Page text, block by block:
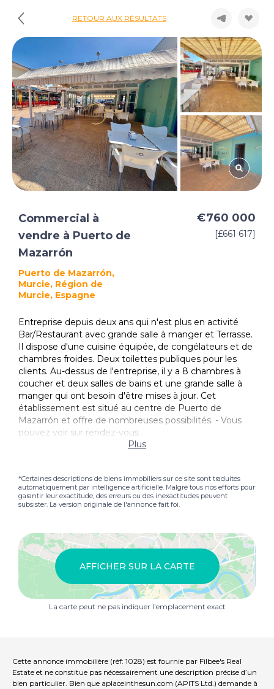
RETOUR AUX RÉSULTATS
Commercial à
vendre à Puerto de
Mazarrón
Puerto de Mazarrón,
Murcie, Région de
Murcie, Espagne
€760 000
[£661 617]
Entreprise depuis deux ans qui n'est plus en activité
Bar/Restaurant avec grande salle à manger et Terrasse.
Il dispose d'une cuisine équipée, de congélateurs et de
chambres froides. Deux toilettes publiques pour les
clients. Au-dessus de l'entreprise, il y a 8 chambres à
coucher et deux salles de bains et une grande salle à
manger qui ont besoin d'être mises à jour. Cet
établissement est situé au centre de Puerto de
Mazarrón et offre de nombreuses possibilités. - Vous
pouvez voir sur rendez-vous .
Plus
*Certaines descriptions de biens immobiliers sur ce site sont traduites
automatiquement par intelligence artificielle. Malgré tous nos efforts pour
garantir leur exactitude, des erreurs ou des inexactitudes peuvent
subsister. La version originale de l'annonce fait foi.
AFFICHER SUR LA CARTE
La carte peut ne pas indiquer l'emplacement exact
Cette annonce immobilière (réf: 1028) est fournie par Filbee's Real
Estate et ne constitue pas nécessairement une description précise d’un
bien particulier. Bien que aplaceinthesun.com (APITS Ltd.) demande à